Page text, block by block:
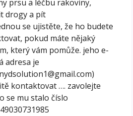
prsu a léčbu rakoviny,
drogy a pít
se ujistěte, že ho budete
pokud máte nějaký
který vám pomůže. jeho e-
adresa je
kontaktovat …. zavolejte
se mu stalo číslo